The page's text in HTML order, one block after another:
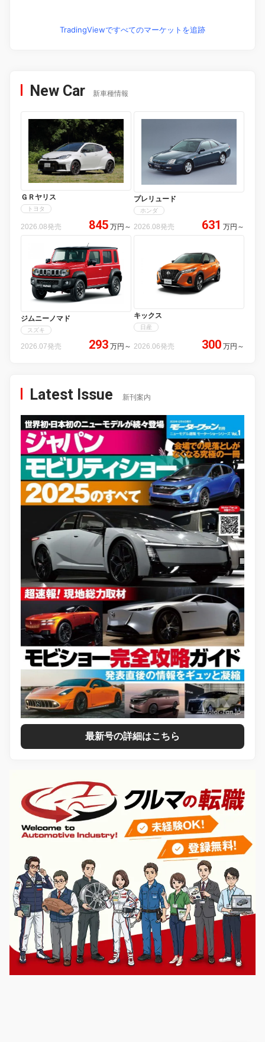
TradingViewですべてのマーケットを追跡
New Car 新車種情報
ＧＲヤリス
トヨタ
2026.08発売 845 万円 ～
プレリュード
ホンダ
2026.08発売 631 万円 ～
ジムニーノマド
スズキ
2026.07発売 293 万円 ～
キックス
日産
2026.06発売 300 万円 ～
Latest Issue 新刊案内
最新号の詳細はこちら